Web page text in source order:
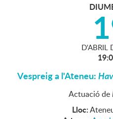
D'ABRIL
Vespreig a l'Ateneu:
Actuació de
Lloc: